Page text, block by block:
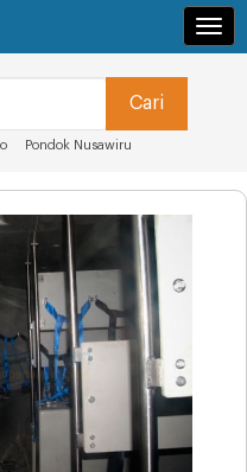
Pondok Nusawiru